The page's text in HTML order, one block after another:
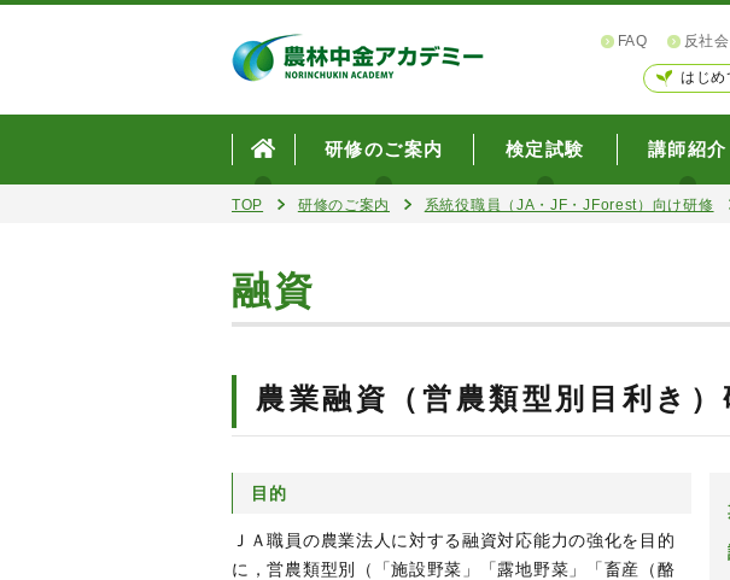
FAQ 反社
はじめ
研修のご案内 検定試験 講師紹介
TOP 研修のご案内 系統役職員（JA・JF・JForest）向け研修
融資
農業融資（営農類型別目利き）
目的
ＪＡ職員の農業法人に対する融資対応能力の強化を目的
に，営農類型別（「施設野菜」「露地野菜」「畜産（酪